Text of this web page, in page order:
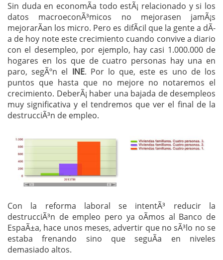
Sin duda en economÃ­a todo estÃ¡ relacionado y si los
datos macroeconÃ³micos no mejorasen jamÃ¡s
mejorarÃ­an los micro. Pero es difÃ­cil que la gente a dÃ­
a de hoy note este crecimiento cuando convive a diario
con el desempleo, por ejemplo, hay casi 1.000.000 de
hogares en los que de cuatro personas hay una en
paro, segÃºn el INE. Por lo que, este es uno de los
puntos que hasta que no mejore no notaremos el
crecimiento. DeberÃ¡ haber una bajada de desempleos
muy significativa y el tendremos que ver el final de la
destrucciÃ³n de empleo.
Con la reforma laboral se intentÃ³ reducir la
destrucciÃ³n de empleo pero ya oÃ­mos al Banco de
EspaÃ±a, hace unos meses, advertir que no sÃ³lo no se
estaba frenando sino que seguÃ­a en niveles
demasiado altos.